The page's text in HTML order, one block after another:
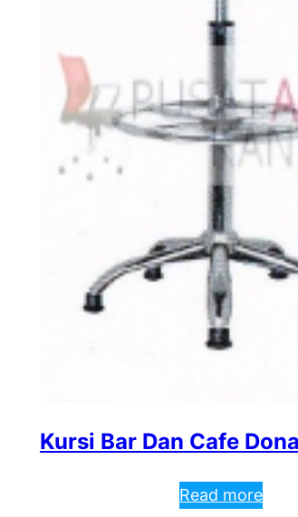
Kursi Bar Dan Cafe
Read more